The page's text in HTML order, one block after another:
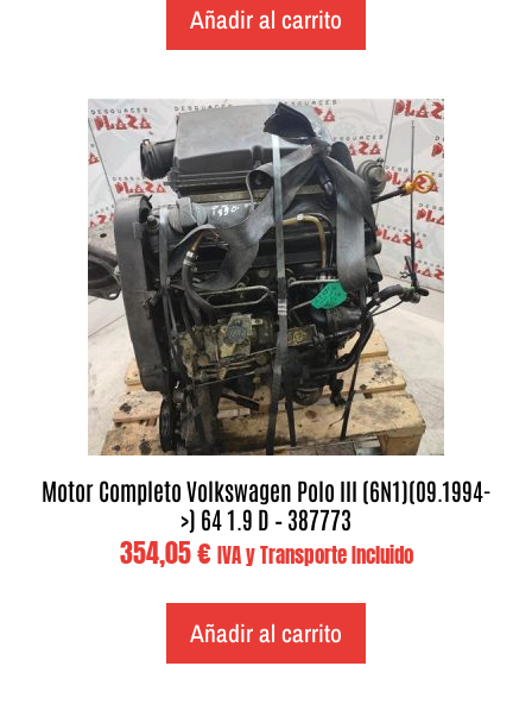
Añadir al carrito
Motor Completo Volkswagen Polo III (6N1)(09.1994-
>) 64 1.9 D – 387773
354,05€ IVA y Transporte Incluido
Añadir al carrito